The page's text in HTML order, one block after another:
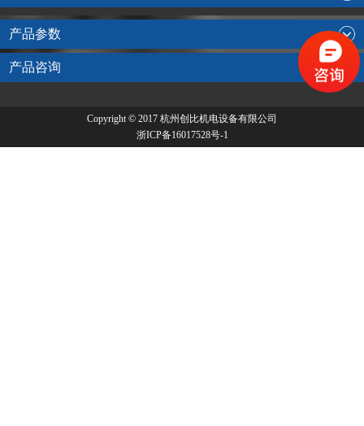
产品参数
产品咨询
Copyright © 2017 杭州创比机电设备有限公司
浙ICP备16017528号-1